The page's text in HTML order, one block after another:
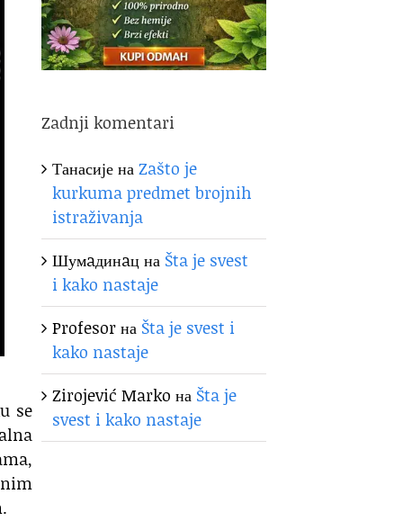
se
Zadnji komentari
ТанасијенаZašto je
kurkuma predmet brojnih
istraživanja
Шумaдинaцна Šta je svest
i kako nastaje
Profesorна Šta je svest i
kako nastaje
Zirojević Marko на Šta je
svest i kako nastaje